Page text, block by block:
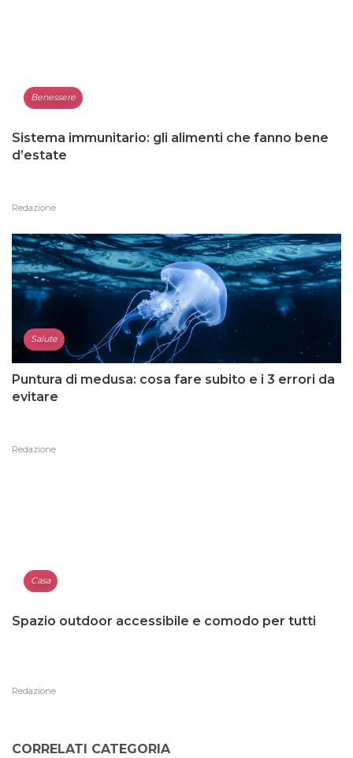
Benessere
Sistema immunitario: gli alimenti che fanno bene
d’estate
Redazione
Salute
Puntura di medusa: cosa fare subito e i 3 errori da
evitare
Redazione
Casa
Spazio outdoor accessibile e comodo per tutti
Redazione
CORRELATI CATEGORIA